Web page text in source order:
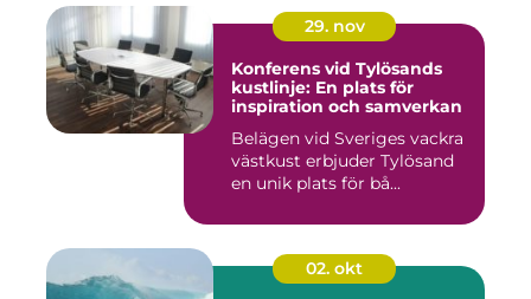
29. nov
Konferens vid Tylösands
kustlinje: En plats för
inspiration och samverkan
Belägen vid Sveriges vackra
västkust erbjuder Tylösand
en unik plats för bå...
02. okt